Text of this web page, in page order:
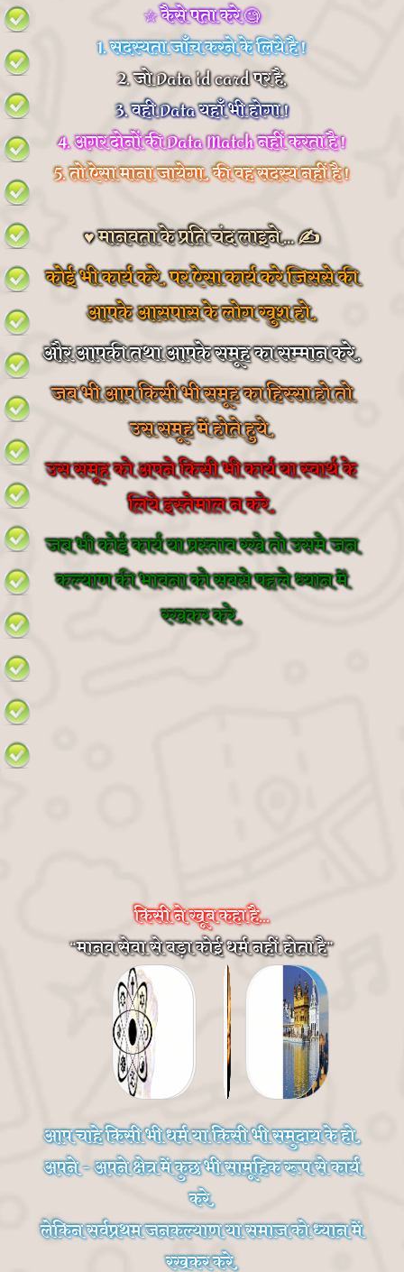
☆ कैसे पता करे 🧐
1. सदस्यता जाँच करने के लिये है !
2. जो Data id card पर है,
3. वही Data यहाँ भी होगा !
4. अगर दोनों की Data Match नहीं करता है !
5. तो ऐसा माना जायेगा, की वह सदस्य नहीं है !
♥ मानवता के प्रति चंद लाइने... ✍
कोई भी कार्य करे, पर ऐसा कार्य करे जिससे की
आपके आसपास के लोग खुश हो,
और आपकी तथा आपके समूह का सम्मान करे,
जब भी आप किसी भी समूह का हिस्सा हो तो
उस समूह में होते हुये,
उस समूह को अपने किसी भी कार्य या स्वार्थ के
लिये इस्तेमाल न करे,
जब भी कोई कार्य या प्रस्ताव रखे तो उसमे जन
कल्याण की भावना को सबसे पहले ध्यान में
रखकर करे,
किसी ने खूब कहा है...
मानव सेवा से बड़ा कोई धर्म नहीं होता है
आप चाहे किसी भी धर्म या किसी भी समुदाय के हो,
अपने - अपने क्षेत्र में कुछ भी सामूहिक रूप से कार्य
करे,
लेकिन सर्वप्रथम जनकल्याण या समाज को ध्यान में
रखकर करे,